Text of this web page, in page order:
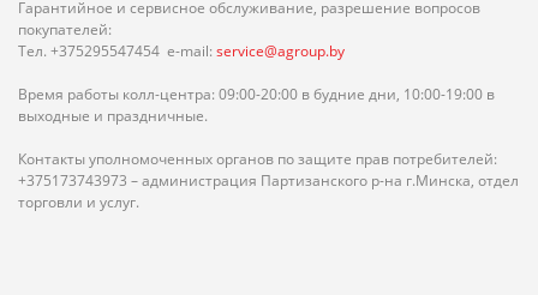
Гарантийное и сервисное обслуживание, разрешение вопросов
покупателей:
Тел. +375295547454 e-mail: service@agroup.by
Время работы колл-центра: 09:00-20:00 в будние дни, 10:00-19:00 в
выходные и праздничные.
Контакты уполномоченных органов по защите прав потребителей:
+375173743973 – администрация Партизанского р-на г.Минска, отдел
торговли и услуг.